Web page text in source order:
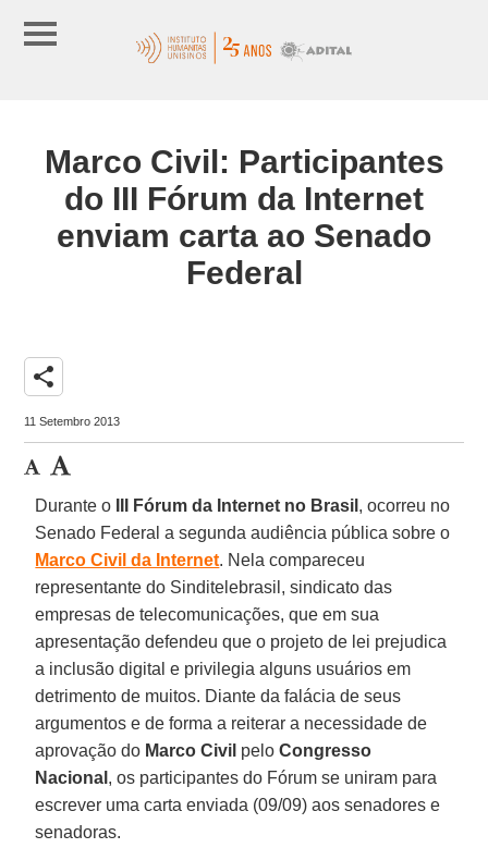
Marco Civil: Participantes
do III Fórum da Internet
enviam carta ao Senado
Federal
share
11 Setembro 2013
Durante o III Fórum da Internet no Brasil , ocorreu no
Senado Federal a segunda audiência pública sobre o
Marco Civil da Internet. Nela compareceu
representante do Sinditelebrasil, sindicato das
empresas de telecomunicações, que em sua
apresentação defendeu que o projeto de lei prejudica
a inclusão digital e privilegia alguns usuários em
detrimento de muitos. Diante da falácia de seus
argumentos e de forma a reiterar a necessidade de
aprovação do Marco Civil peloCongresso
Nacional , os participantes do Fórum se uniram para
escrever uma carta enviada (09/09) aos senadores e
senadoras.